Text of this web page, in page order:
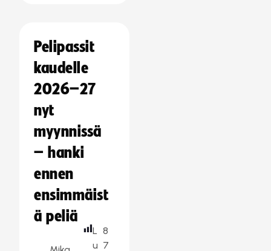
Pelipassit
kaudelle
2026–27
nyt
myynnissä
– hanki
ennen
ensimmäist
ä peliä
L
u
8
7